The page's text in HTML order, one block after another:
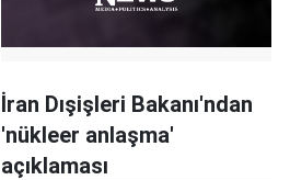
İran Dışişleri Bakanı'ndan
'nükleer anlaşma'
açıklaması